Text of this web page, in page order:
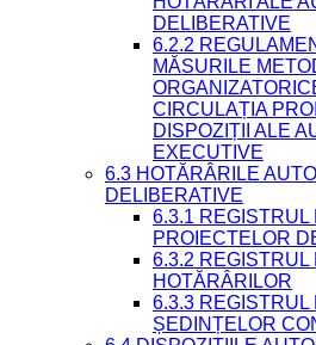
DELIBERATIVE
6.2.2
MĂSURILE
CIRCULAȚIA
DISPOZIȚII ALE
EXECUTIVE
6.3 HOTĂRÂRILE
DELIBERATIVE
6.3.1
PROIECTELOR
6.3.2
HOTĂRÂRILOR
6.3.3
ȘEDINȚELOR